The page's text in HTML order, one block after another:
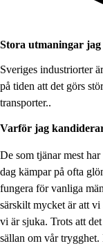
Stora utmaningar jag
Sveriges industriorter
på tiden att det görs
transporter..
Varför jag
De som tjänar mest
dag kämpar på ofta
fungera för vanliga
särskilt mycket är att vi
vi är sjuka. Trots att
sällan om vår